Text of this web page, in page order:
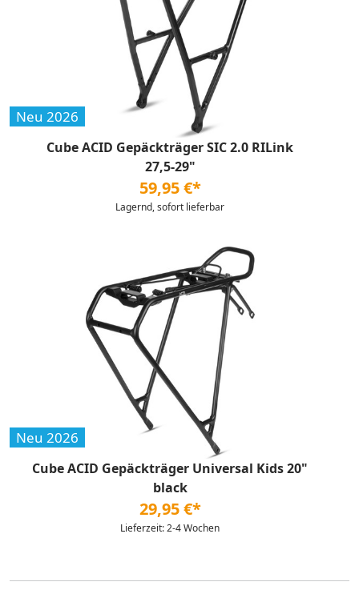
Neu 2026
Cube ACID Gepäckträger SIC 2.0 RILink
27,5-29"
59,95 €*
Lagernd, sofort lieferbar
Neu 2026
Cube ACID Gepäckträger Universal Kids 20"
black
29,95 €*
Lieferzeit: 2-4 Wochen